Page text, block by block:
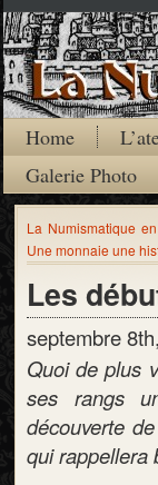
Home
Galerie Photo
La Numismatique
Une monnaie une
Les
septembre
Quoi de plus
ses rangs
découverte
qui rappellera